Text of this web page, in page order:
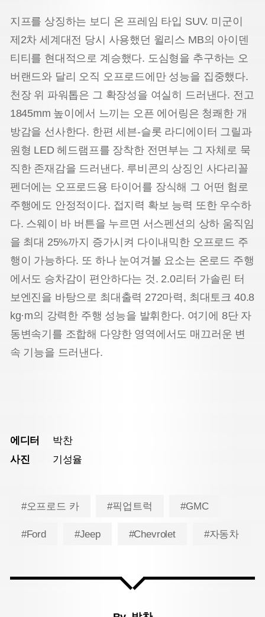
지프를 상징하는 보디 온 프레임 타입 SUV. 미군이
제2차 세계대전 당시 사용했던 윌리스 MB의 아이덴
티티를 현대적으로 계승했다. 도심형을 추구하는 오
버랜드와 달리 오직 오프로드에만 성능을 집중했다.
천장 위 파워톱은 그 확장성을 여실히 드러낸다. 전고
1845mm 높이에서 느끼는 오픈 에어링은 청쾌한 개
방감을 선사한다. 한편 세븐-슬롯 라디에이터 그릴과
원형 LED 헤드램프를 장착한 전면부는 그 자체로 묵
직한 존재감을 드러낸다. 루비콘의 상징인 사다리꼴
펜더에는 오프로드용 타이어를 장식해 그 어떤 험로
주행에도 안정적이다. 접지력 확보 능력 또한 우수하
다. 스웨이 바 버튼을 누르면 서스펜션의 상하 움직임
을 최대 25%까지 증가시켜 다이내믹한 오프로드 주
행이 가능하다. 또 하나 눈여겨볼 요소는 온로드 주행
에서도 승차감이 편안하다는 것. 2.0리터 가솔린 터
보엔진을 바탕으로 최대출력 272마력, 최대토크 40.8
kg·m의 강력한 주행 성능을 발휘한다. 여기에 8단 자
동변속기를 조합해 다양한 영역에서도 매끄러운 변
속 기능을 드러낸다.
에디터
박찬
사진
기성율
#오프로드 카 #픽업트럭 #GMC
#Ford #Jeep #Chevrolet #자동차